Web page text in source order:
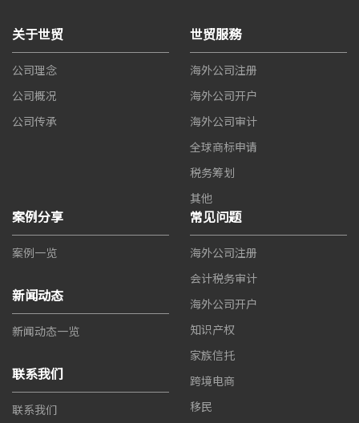
关于世贸
公司理念
公司概况
公司传承
世贸服務
海外公司注册
海外公司开户
海外公司审计
全球商标申请
税务筹划
其他
案例分享
案例一览
新闻动态
新闻动态一览
联系我们
联系我们
常见问题
海外公司注册
会计税务审计
海外公司开户
知识产权
家族信托
跨境电商
移民